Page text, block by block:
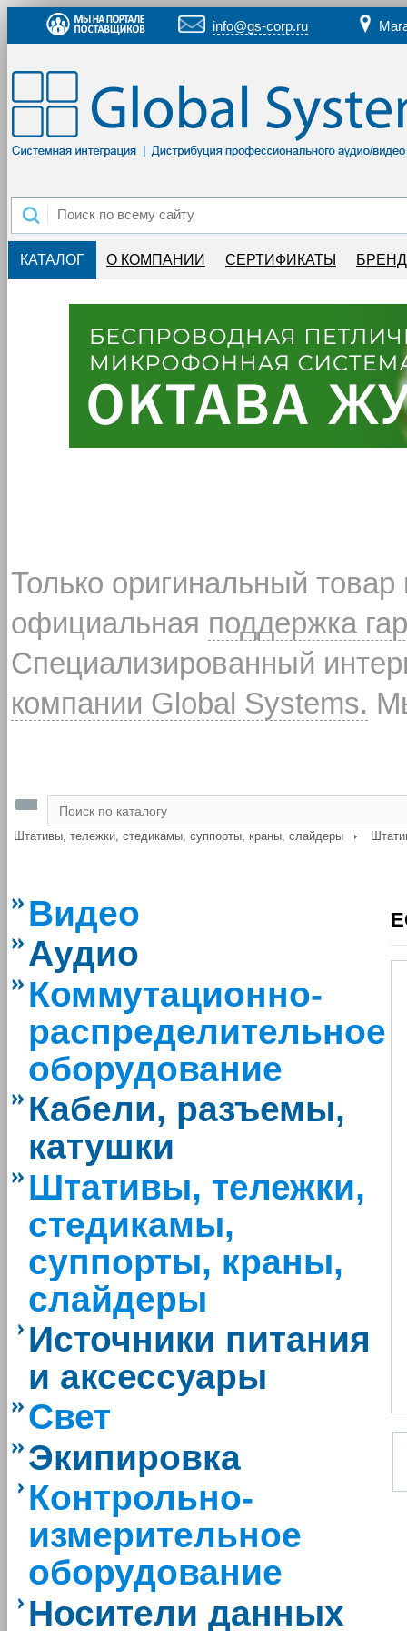
info@gs-corp.ru
КАТАЛОГ О КОМПАНИИ СЕРТИФИКАТЫ
Только оригинальный
официальная поддержка
Специализированный
компании Global Systems.
Штативы, тележки, стедикамы, суппорты, краны, слайдеры
Видео
Аудио
Коммутационно-
распределительное
оборудование
Кабели, разъемы,
катушки
Штативы, тележки,
стедикамы,
суппорты, краны,
слайдеры
Источники питания
и аксессуары
Свет
Экипировка
Контрольно-
измерительное
оборудование
Носители данных